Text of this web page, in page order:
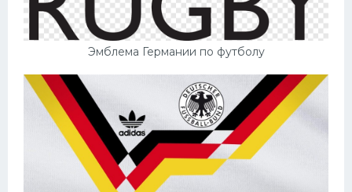
Эмблема Германии по футболу